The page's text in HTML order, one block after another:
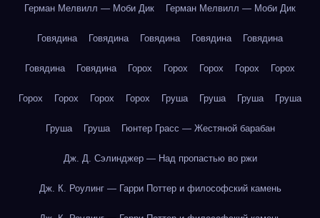
Герман Мелвилл — Моби Дик Герман Мелвилл — Моби Дик
Говядина Говядина Говядина Говядина Говядина
Говядина Говядина Горох Горох Горох Горох Горох
Горох Горох Горох Горох Груша Груша Груша Груша
Груша Груша Гюнтер Грасс — Жестяной барабан
Дж. Д. Сэлинджер — Над пропастью во ржи
Дж. К. Роулинг — Гарри Поттер и философский камень